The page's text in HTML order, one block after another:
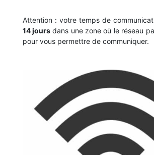
Attention : votre temps de
14 jours dans une zone où le réseau
pour vous permettre de communiquer.